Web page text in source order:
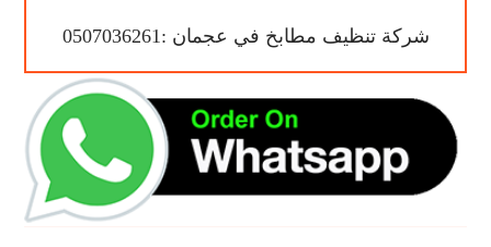
شركة تنظيف مطابخ في عجمان :0507036261